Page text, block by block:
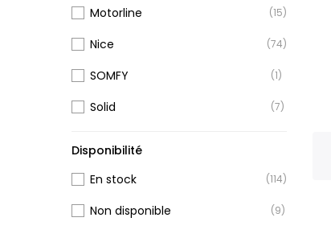
Motorline (15)
Nice (74)
SOMFY (1)
Solid (7)
Disponibilité
En stock
(114)
Non disponible (9)